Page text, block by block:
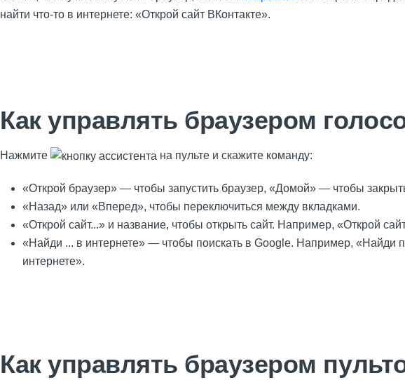
найти что-то в интернете: «Открой сайт ВКонтакте».
Как управлять браузером
Нажмите на пульте и скажите команду:
«Открой браузер» — чтобы запустить браузер, «Домой» — чтобы
«Назад» или «Вперед», чтобы переключиться между вкладками.
«Открой сайт...» и название, чтобы открыть сайт. Например, «Открой
«Найди ... в интернете» — чтобы поискать в Google. Например, «Найди
интернете».
Как управлять браузером